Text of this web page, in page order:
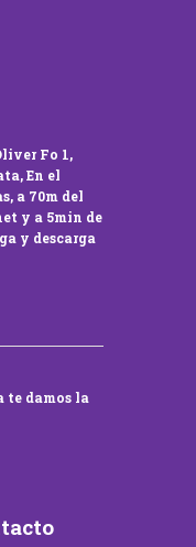
Fo 1,
En el
a 70m del
y a 5min de
y descarga
te damos la